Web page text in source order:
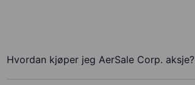
Hvordan kjøper jeg AerSale Corp. aksje?